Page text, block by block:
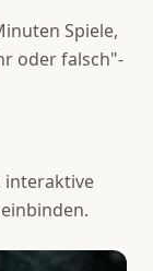
Spiele,
oder falsch"-
interaktive